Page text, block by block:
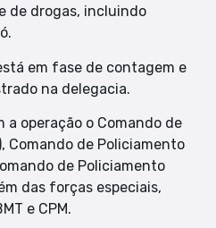
de drogas, incluindo
em fase de contagem e
na delegacia.
a operação o Comando de
Comando de Policiamento
de Policiamento
das forças especiais,
e CPM.